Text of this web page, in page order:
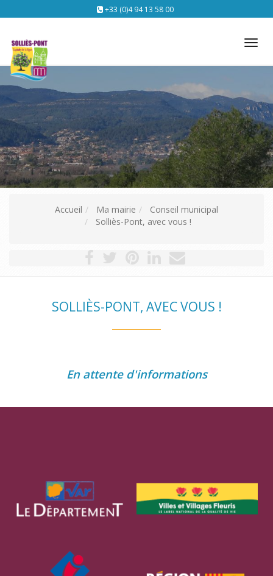
+33 (0)4 94 13 58 00
Accueil Ma mairie
Conseil municipal
Solliès-Pont, avec vous !
SOLLIÈS-PONT, AVEC VOUS !
En attente d'informations